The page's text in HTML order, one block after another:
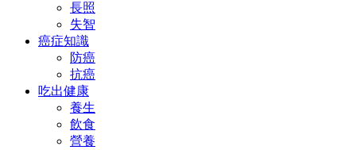
長照
失智
癌症知識
防癌
抗癌
吃出健康
養生
飲食
營養